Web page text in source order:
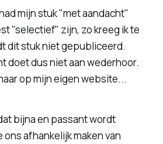
mijn stuk "met aandacht"
"selectief" zijn, zo kreeg ik te
dit stuk niet gepubliceerd.
doet dus niet aan wederhoor.
op mijn eigen website...
bijna en passant wordt
ons afhankelijk maken van